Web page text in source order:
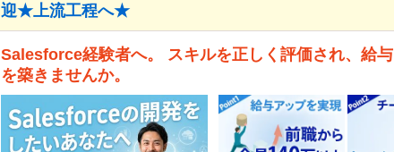
迎★上流工程へ★
Salesforce経験者へ。 スキルを正しく評価され、給
を築きませんか。